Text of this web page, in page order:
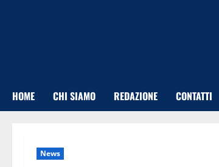
HOME CHI SIAMO REDAZIONE CONTATTI
News